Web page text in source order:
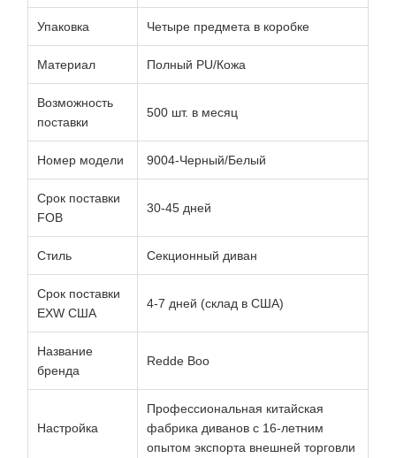
Упаковка Четыре предмета в коробке
Материал Полный PU/Кожа
Возможность
поставки
500 шт. в месяц
Номер модели 9004-Черный/Белый
Срок поставки
FOB
30-45 дней
Стиль Секционный диван
Срок поставки
EXW США
4-7 дней (склад в США)
Название
бренда
Redde Boo
Настройка
Профессиональная китайская
фабрика диванов с 16-летним
опытом экспорта внешней торговли